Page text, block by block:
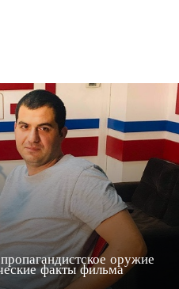
оружие
факты фильма